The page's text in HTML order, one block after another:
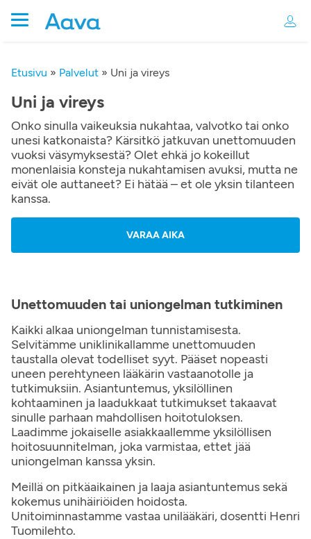
Etusivu » Palvelut » Uni ja vireys
Uni ja vireys
Onko sinulla vaikeuksia nukahtaa, valvotko tai onko
unesi katkonaista? Kärsitkö jatkuvan unettomuuden
vuoksi väsymyksestä? Olet ehkä jo kokeillut
monenlaisia konsteja nukahtamisen avuksi, mutta ne
eivät ole auttaneet? Ei hätää – et ole yksin tilanteen
kanssa.
VARAA AIKA
Unettomuuden tai uniongelman tutkiminen
Kaikki alkaa uniongelman tunnistamisesta.
Selvitämme uniklinikallamme unettomuuden
taustalla olevat todelliset syyt. Pääset nopeasti
uneen perehtyneen lääkärin vastaanotolle ja
tutkimuksiin. Asiantuntemus, yksilöllinen
kohtaaminen ja laadukkaat tutkimukset takaavat
sinulle parhaan mahdollisen hoitotuloksen.
Laadimme jokaiselle asiakkaallemme yksilöllisen
hoitosuunnitelman, joka varmistaa, ettet jää
uniongelman kanssa yksin.
Meillä on pitkäaikainen ja laaja asiantuntemus sekä
kokemus unihäiriöiden hoidosta.
Unitoiminnastamme vastaa unilääkäri, dosentti Henri
Tuomilehto.